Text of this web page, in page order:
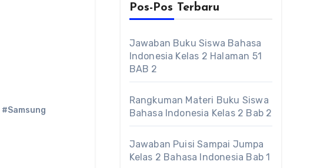
#Samsung
Pos-Pos Terbaru
Jawaban Buku Siswa Bahasa
Indonesia Kelas 2 Halaman 51
BAB 2
Rangkuman Materi Buku Siswa
Bahasa Indonesia Kelas 2 Bab 2
Jawaban Puisi Sampai Jumpa
Kelas 2 Bahasa Indonesia Bab 1